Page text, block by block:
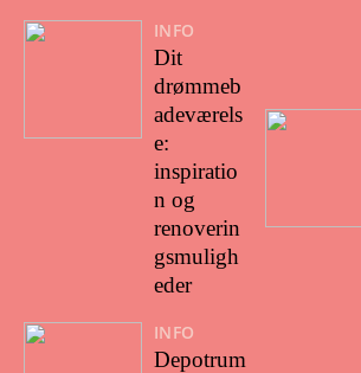
INFO
Dit
drømmeb
adeværels
e:
inspiratio
n og
renoverin
gsmuligh
eder
INFO
Depotrum